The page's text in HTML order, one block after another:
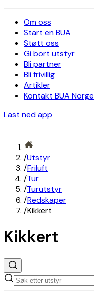
Om oss
Start en BUA
Støtt oss
Gi bort utstyr
Bli partner
Bli frivillig
Artikler
Kontakt BUA Norge
Last ned app
/Utstyr
/Friluft
/Tur
/Turutstyr
/Redskaper
/Kikkert
Kikkert